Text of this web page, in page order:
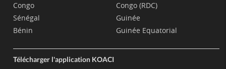
Congo
Sénégal
Bénin
Congo (RDC)
Guinée
Guinée Equatorial
Télécharger l'application KOACI